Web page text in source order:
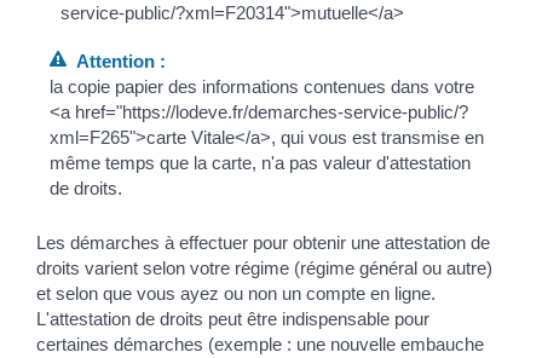
service-public/?xml=F20314">mutuelle</a>
Attention :
la copie papier des informations contenues dans votre
<a href="https://lodeve.fr/demarches-service-public/?
xml=F265">carte Vitale</a>, qui vous est transmise en
même temps que la carte, n'a pas valeur d'attestation
de droits.
Les démarches à effectuer pour obtenir une attestation de
droits varient selon votre régime (régime général ou autre)
et selon que vous ayez ou non un compte en ligne.
L'attestation de droits peut être indispensable pour
certaines démarches (exemple : une nouvelle embauche